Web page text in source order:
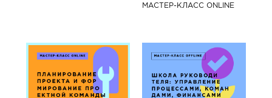
МАСТЕР-КЛАСС ONLINE